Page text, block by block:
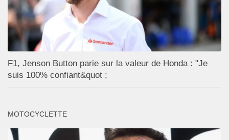
F1, Jenson Button parie sur la valeur de Honda : "Je
suis 100% confiant&quot ;
MOTOCYCLETTE